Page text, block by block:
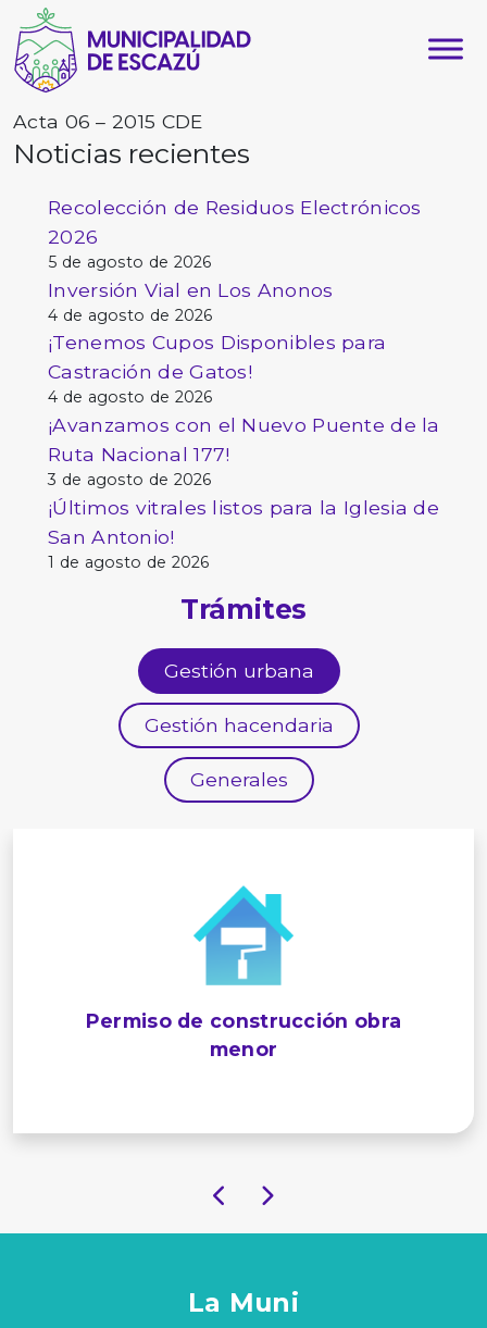
Acta 06 – 2015 CDE
Noticias recientes
Recolección de Residuos Electrónicos
2026
5 de agosto de 2026
Inversión Vial en Los Anonos
4 de agosto de 2026
¡Tenemos Cupos Disponibles para
Castración de Gatos!
4 de agosto de 2026
¡Avanzamos con el Nuevo Puente de la
Ruta Nacional 177!
3 de agosto de 2026
¡Últimos vitrales listos para la Iglesia de
San Antonio!
1 de agosto de 2026
Trámites
Gestión urbana
Gestión hacendaria
Generales
Permiso de construcción obra
menor
La Muni